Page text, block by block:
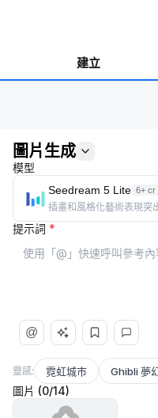
建立
圖片生成
模型
Seedream 5 Lite 6+ cr
插畫和風格化藝術表現突
提示詞 *
@
靈感: 霓虹城市 Ghibli 夢
圖片 (0/14)